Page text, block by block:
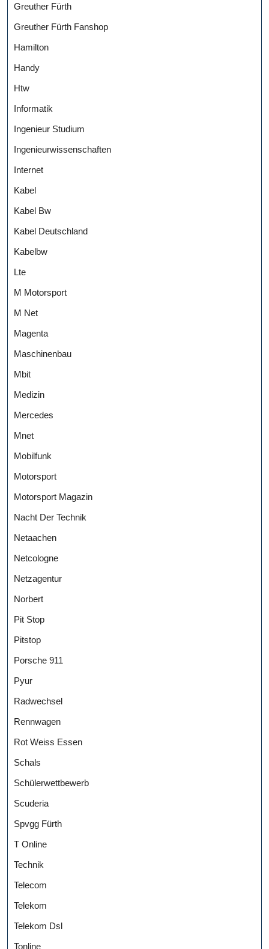
Greuther Fürth
Greuther Fürth Fanshop
Hamilton
Handy
Htw
Informatik
Ingenieur Studium
Ingenieurwissenschaften
Internet
Kabel
Kabel Bw
Kabel Deutschland
Kabelbw
Lte
M Motorsport
M Net
Magenta
Maschinenbau
Mbit
Medizin
Mercedes
Mnet
Mobilfunk
Motorsport
Motorsport Magazin
Nacht Der Technik
Netaachen
Netcologne
Netzagentur
Norbert
Pit Stop
Pitstop
Porsche 911
Pyur
Radwechsel
Rennwagen
Rot Weiss Essen
Schals
Schülerwettbewerb
Scuderia
Spvgg Fürth
T Online
Technik
Telecom
Telekom
Telekom Dsl
Tonline